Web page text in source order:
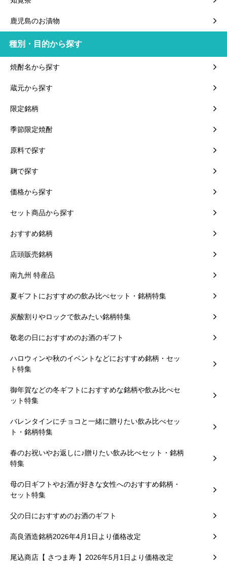
鹿児島のお漬物
種別・目的から探す
焼酎名から探す
蔵元から探す
限定銘柄
季節限定焼酎
原料で探す
麹で探す
価格から探す
セット商品から探す
おすすめ銘柄
店頭販売銘柄
南九州 特産品
夏ギフトにおすすめの飲み比べセット・銘柄特集
炭酸割りやロックで飲みたい銘柄特集
敬老の日におすすめのお酒のギフト
ハロウィンや秋のイベントなどにおすすめ銘柄・セッ
ト特集
御年賀などの冬ギフトにおすすめな銘柄や飲み比べセ
ット特集
バレンタインにチョコと一緒に贈りたい飲み比べセッ
ト・銘柄特集
春のお祝いやお返しに♪贈りたい飲み比べセット・銘柄
特集
母の日ギフトやお酒が好きな女性へのおすすめ銘柄・
セット特集
父の日におすすめのお酒のギフト
高良酒造銘柄2026年4月1日より価格改定
尾込商店【 さつま寿 】2026年5月1日より価格改定